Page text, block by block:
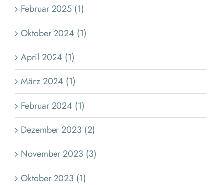
Februar 2025 (1)
Oktober 2024 (1)
April 2024 (1)
März 2024 (1)
Februar 2024 (1)
Dezember 2023 (2)
November 2023 (3)
Oktober 2023 (1)